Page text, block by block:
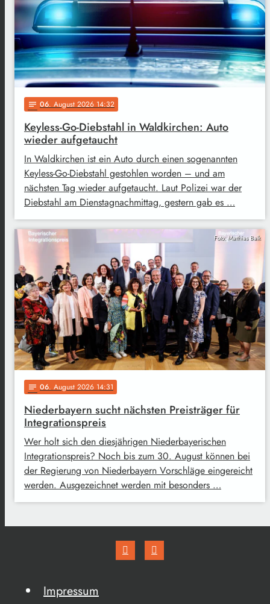
notes 06. August 2026 14:32
Keyless-Go-Diebstahl in Waldkirchen: Auto
wieder aufgetaucht
In Waldkirchen ist ein Auto durch einen sogenannten
Keyless-Go-Diebstahl gestohlen worden – und am
nächsten Tag wieder aufgetaucht. Laut Polizei war der
Diebstahl am Dienstagnachmittag, gestern gab es …
Foto: Matthias Balk
notes 06. August 2026 14:31
Niederbayern sucht nächsten Preisträger für
Integrationspreis
Wer holt sich den diesjährigen Niederbayerischen
Integrationspreis? Noch bis zum 30. August können bei
der Regierung von Niederbayern Vorschläge eingereicht
werden. Ausgezeichnet werden mit besonders …
Impressum